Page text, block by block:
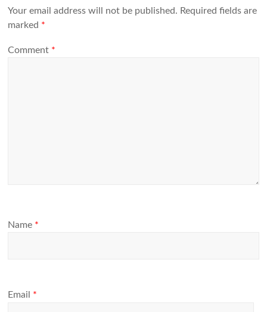
Your email address will not be published. Required fields are
marked *
Comment *
Name *
Email *